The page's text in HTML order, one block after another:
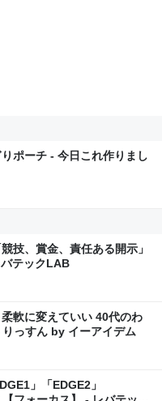
ポーチ - 今日これ作りまし
技、賞金、責任ある開示」
テックLAB
軟に変えていい 40代のわ
っすん by イーアイデム
」「EDGE2」